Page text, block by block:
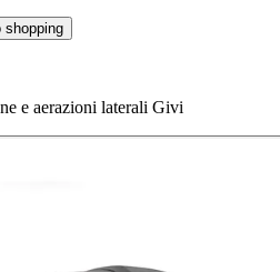
shopping
e aerazioni laterali Givi